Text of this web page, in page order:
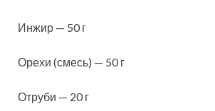
Инжир — 50 г
Орехи (смесь) — 50 г
Отруби — 20 г